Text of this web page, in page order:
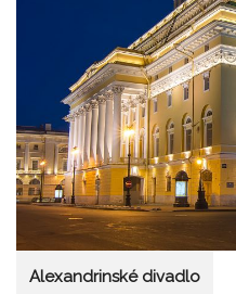
Alexandrinské divadlo